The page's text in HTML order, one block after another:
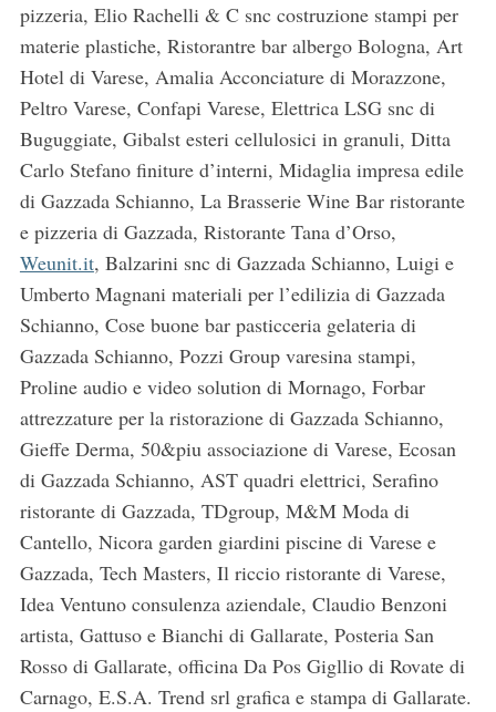
pizzeria, Elio Rachelli & C snc costruzione stampi per
materie plastiche, Ristorantre bar albergo Bologna, Art
Hotel di Varese, Amalia Acconciature di Morazzone,
Peltro Varese, Confapi Varese, Elettrica LSG snc di
Buguggiate, Gibalst esteri cellulosici in granuli, Ditta
Carlo Stefano finiture d’interni, Midaglia impresa edile
di Gazzada Schianno, La Brasserie Wine Bar ristorante
e pizzeria di Gazzada, Ristorante Tana d’Orso,
Weunit.it, Balzarini snc di Gazzada Schianno, Luigi e
Umberto Magnani materiali per l’edilizia di Gazzada
Schianno, Cose buone bar pasticceria gelateria di
Gazzada Schianno, Pozzi Group varesina stampi,
Proline audio e video solution di Mornago, Forbar
attrezzature per la ristorazione di Gazzada Schianno,
Gieffe Derma, 50&piu associazione di Varese, Ecosan
di Gazzada Schianno, AST quadri elettrici, Serafino
ristorante di Gazzada, TDgroup, M&M Moda di
Cantello, Nicora garden giardini piscine di Varese e
Gazzada, Tech Masters, Il riccio ristorante di Varese,
Idea Ventuno consulenza aziendale, Claudio Benzoni
artista, Gattuso e Bianchi di Gallarate, Posteria San
Rosso di Gallarate, officina Da Pos Gigllio di Rovate di
Carnago, E.S.A. Trend srl grafica e stampa di Gallarate.
c
f
o
r
: